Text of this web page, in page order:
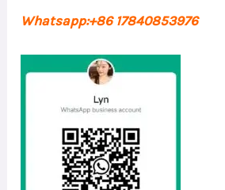
Whatsapp:+86 17840853976